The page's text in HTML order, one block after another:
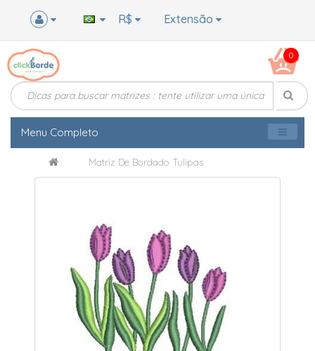
Extensão
R$
0
Menu Completo
Matriz De Bordado Tulipas